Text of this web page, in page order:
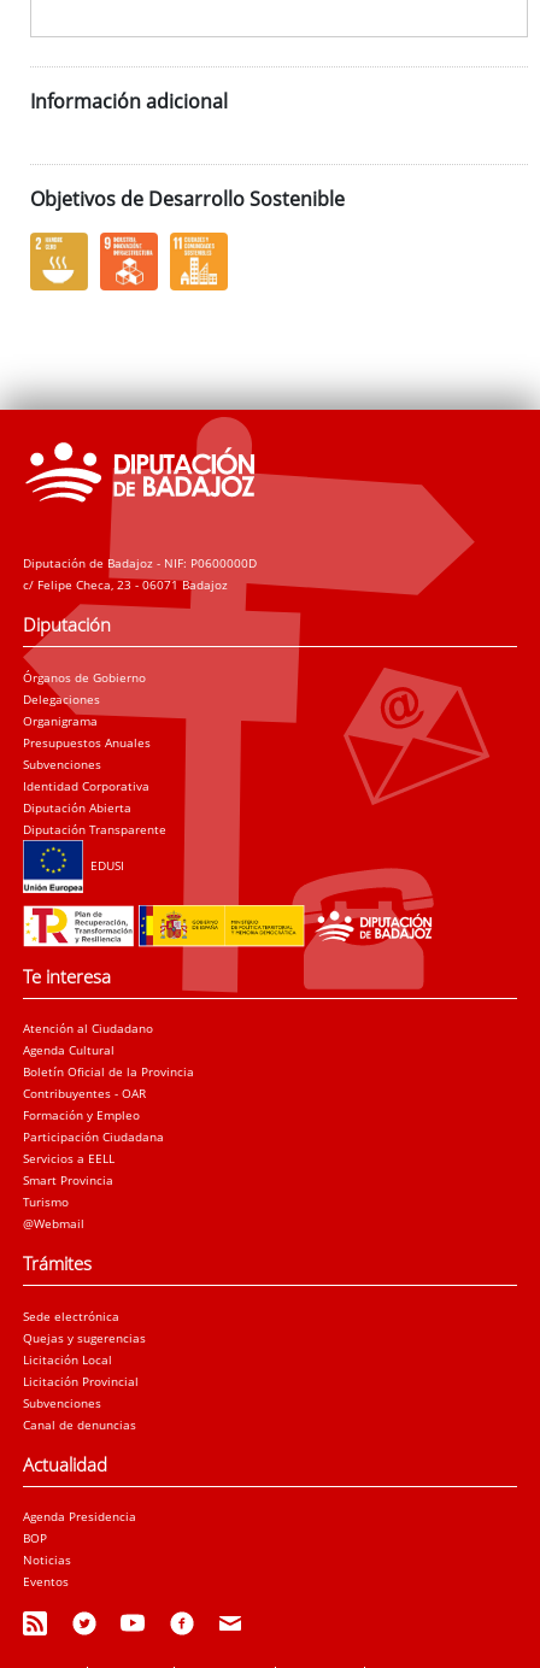
Información adicional
Objetivos de Desarrollo Sostenible
Diputación de Badajoz - NIF: P0600000D
c/ Felipe Checa, 23 - 06071 Badajoz
Diputación
Órganos de Gobierno
Delegaciones
Organigrama
Presupuestos Anuales
Subvenciones
Identidad Corporativa
Diputación Abierta
Diputación Transparente
EDUSI
Te interesa
Atención al Ciudadano
Agenda Cultural
Boletín Oficial de la Provincia
Contribuyentes - OAR
Formación y Empleo
Participación Ciudadana
Servicios a EELL
Smart Provincia
Turismo
@Webmail
Trámites
Sede electrónica
Quejas y sugerencias
Licitación Local
Licitación Provincial
Subvenciones
Canal de denuncias
Actualidad
Agenda Presidencia
BOP
Noticias
Eventos